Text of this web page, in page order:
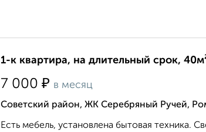
1-к квартира, на длительный срок,
7 000 ₽ в месяц
Советский район, ЖК Серебряный Ручей,
Есть мебель, установлена бытовая техника.